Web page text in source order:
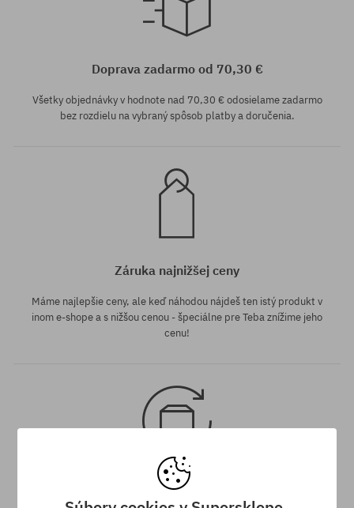
Doprava zadarmo od 70,30 €
Všetky objednávky v hodnote nad 70,30 € odosielame zadarmo
bez rozdielu na vybraný spôsob platby a doručenia.
Záruka najnižšej ceny
Máme najlepšie ceny, ale keď náhodou nájdeš ten istý produkt v
inom e-shope a s nižšou cenou - špeciálne pre Teba znížime jeho
cenu!
30 dní na vrátenie tovaru